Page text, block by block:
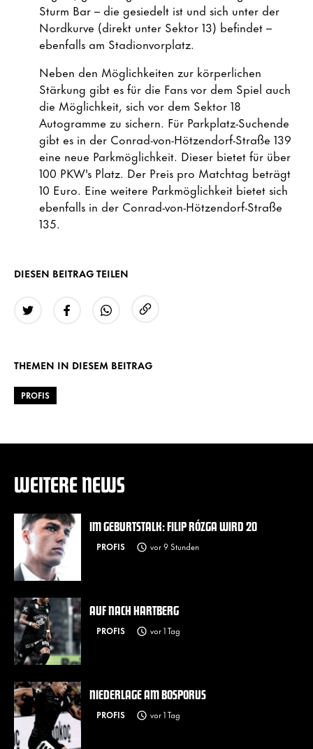
Sturm Bar – die gesiedelt ist und sich unter der
Nordkurve (direkt unter Sektor 13) befindet –
ebenfalls am Stadionvorplatz.
Neben den Möglichkeiten zur körperlichen
Stärkung gibt es für die Fans vor dem Spiel auch
die Möglichkeit, sich vor dem Sektor 18
Autogramme zu sichern. Für Parkplatz-Suchende
gibt es in der Conrad-von-Hötzendorf-Straße 139
eine neue Parkmöglichkeit. Dieser bietet für über
100 PKW's Platz. Der Preis pro Matchtag beträgt
10 Euro. Eine weitere Parkmöglichkeit bietet sich
ebenfalls in der Conrad-von-Hötzendorf-Straße
135.
DIESEN BEITRAG TEILEN
THEMEN IN DIESEM BEITRAG
PROFIS
WEITERE NEWS
IM GEBURTSTALK: FILIP RÓZGA WIRD 20
PROFIS vor 9 Stunden
AUF NACH HARTBERG
PROFIS vor 1 Tag
NIEDERLAGE AM BOSPORUS
PROFIS vor 1 Tag